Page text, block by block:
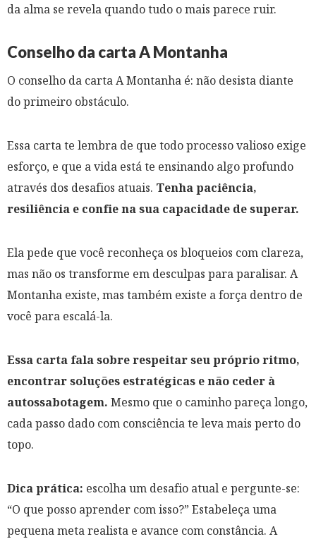
da alma se revela quando tudo o mais parece ruir.
Conselho da carta A Montanha
O conselho da carta A Montanha é: não desista diante
do primeiro obstáculo.
Essa carta te lembra de que todo processo valioso exige
esforço, e que a vida está te ensinando algo profundo
através dos desafios atuais. Tenha paciência,
resiliência e confie na sua capacidade de superar.
Ela pede que você reconheça os bloqueios com clareza,
mas não os transforme em desculpas para paralisar. A
Montanha existe, mas também existe a força dentro de
você para escalá-la.
Essa carta fala sobre respeitar seu próprio ritmo,
encontrar soluções estratégicas e não ceder à
autossabotagem. Mesmo que o caminho pareça longo,
cada passo dado com consciência te leva mais perto do
topo.
Dica prática: escolha um desafio atual e pergunte-se:
“O que posso aprender com isso?” Estabeleça uma
pequena meta realista e avance com constância. A